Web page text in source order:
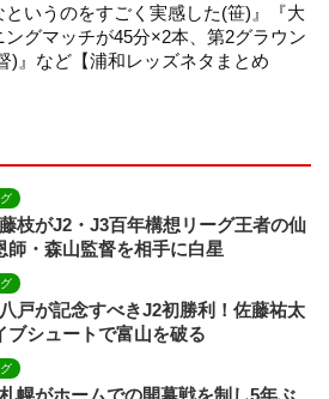
e
というのをすごく実感した(笹)』『大
グマッチが45分×2本、第2グラウン
)』など【浦和レッズネタまとめ
枝がJ2・J3百年構想リーグ王者の仙
師・森山監督を相手に白星
戸が記念すべきJ2初勝利！佐藤祐太
シュートで富山を破る
幌がホームでの開幕戦を制し5年ぶ